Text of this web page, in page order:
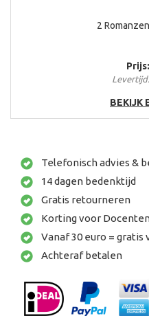
2
BEKIJK
Telefonisch advies &
14 dagen bedenktijd
Gratis retourneren
Korting voor
Vanaf 30 euro = gratis
Achteraf betalen